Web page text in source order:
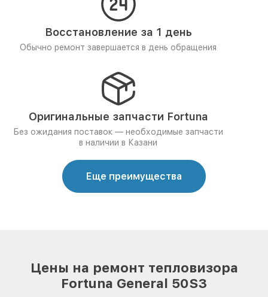
Восстановление за 1 день
Обычно ремонт завершается в день обращения
Оригинальные запчасти Fortuna
Без ожидания поставок — необходимые запчасти
в наличии в Казани
Еще преимущества
Цены на ремонт тепловизора
Fortuna General 50S3